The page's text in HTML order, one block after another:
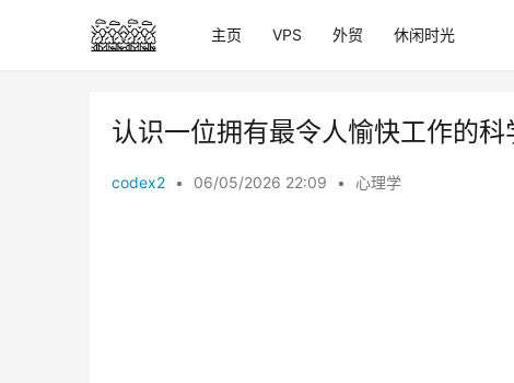
主页 VPS 外贸 休闲时光
认识一位拥有最令人愉快工作的
codex2 • 06/05/2026 22:09 • 心理学